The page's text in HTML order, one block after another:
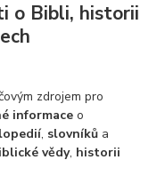
o Bibli, historii
zdrojem pro
informace o
, slovníků a
vědy, historii